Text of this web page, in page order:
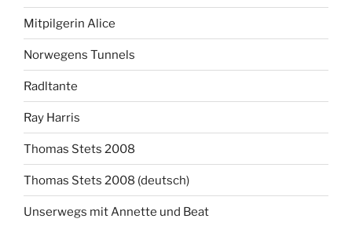
Mitpilgerin Alice
Norwegens Tunnels
Radltante
Ray Harris
Thomas Stets 2008
Thomas Stets 2008 (deutsch)
Unserwegs mit Annette und Beat